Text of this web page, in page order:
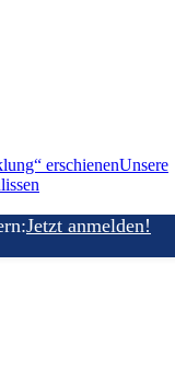
erschienenUnsere
Jetzt anmelden!